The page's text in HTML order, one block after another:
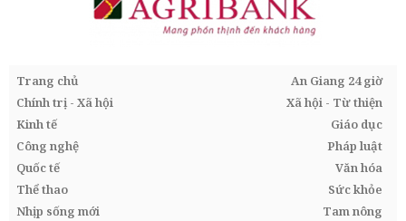
Trang chủ
An Giang 24 giờ
Chính trị - Xã hội
Xã hội - Từ thiện
Kinh tế
Giáo dục
Công nghệ
Pháp luật
Quốc tế
Văn hóa
Thể thao
Sức khỏe
Nhịp sống mới
Tam nông